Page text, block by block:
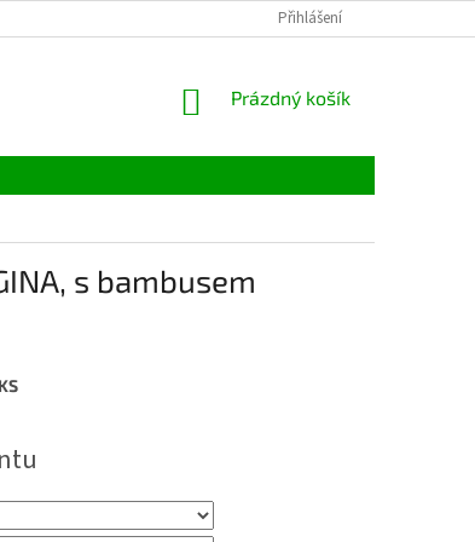
VELKOOBCHOD
Přihlášení
NÁKUPNÍ
Prázdný košík
s bambusem